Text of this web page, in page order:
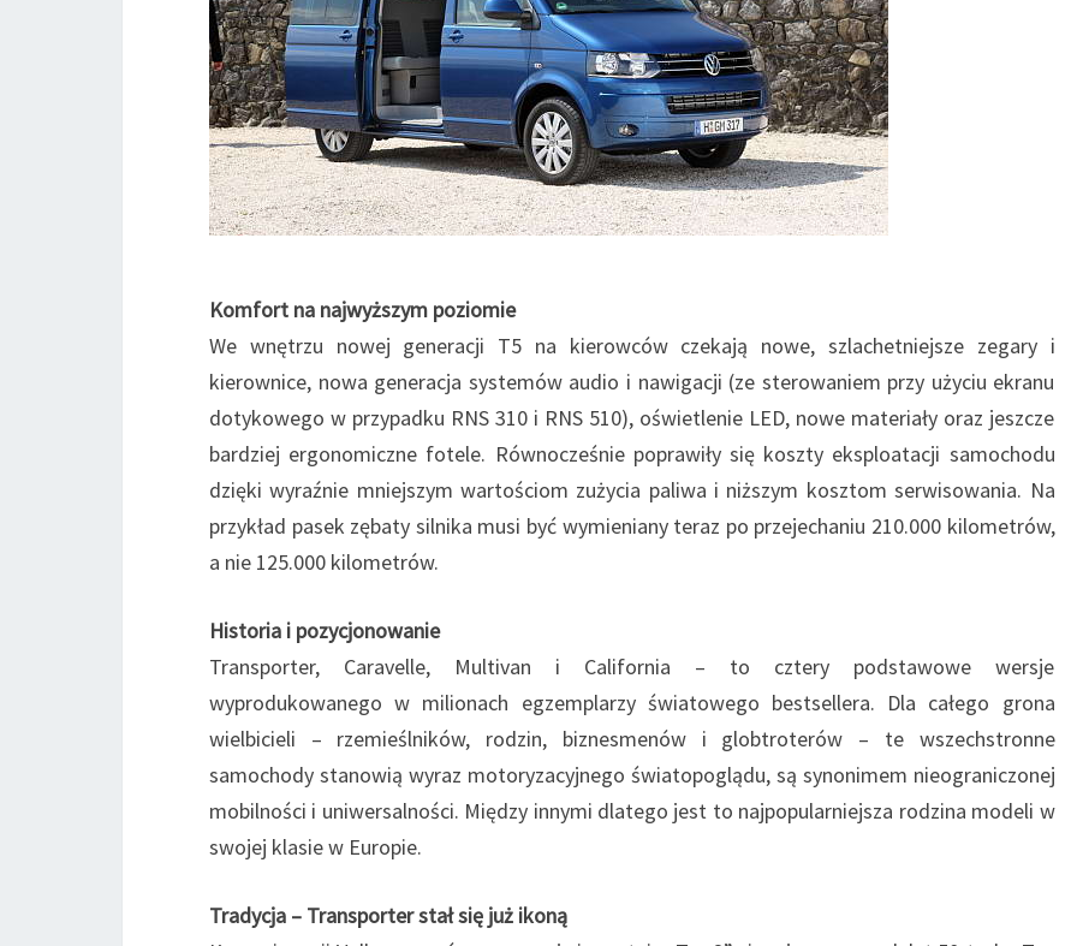
Komfort na najwyższym poziomie
We wnętrzu nowej generacji T5 na kierowców czekają nowe, szlachetniejsze zegary i
kierownice, nowa generacja systemów audio i nawigacji (ze sterowaniem przy użyciu ekranu
dotykowego w przypadku RNS 310 i RNS 510), oświetlenie LED, nowe materiały oraz jeszcze
bardziej ergonomiczne fotele. Równocześnie poprawiły się koszty eksploatacji samochodu
dzięki wyraźnie mniejszym wartościom zużycia paliwa i niższym kosztom serwisowania. Na
przykład pasek zębaty silnika musi być wymieniany teraz po przejechaniu 210.000 kilometrów,
a nie 125.000 kilometrów.
Historia i pozycjonowanie
Transporter, Caravelle, Multivan i California – to cztery podstawowe wersje
wyprodukowanego w milionach egzemplarzy światowego bestsellera. Dla całego grona
wielbicieli – rzemieślników, rodzin, biznesmenów i globtroterów – te wszechstronne
samochody stanowią wyraz motoryzacyjnego światopoglądu, są synonimem nieograniczonej
mobilności i uniwersalności. Między innymi dlatego jest to najpopularniejsza rodzina modeli w
swojej klasie w Europie.
Tradycja – Transporter stał się już ikoną